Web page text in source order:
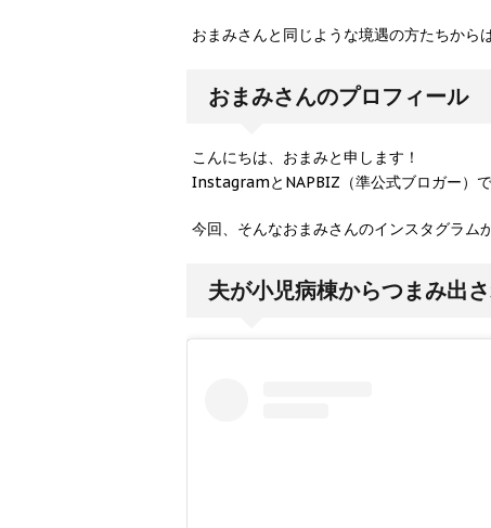
おまみさんと同じような境遇の方たちから
おまみさんのプロフィール
こんにちは、おまみと申します！
InstagramとNAPBIZ（準公式ブロガー）
今回、そんなおまみさんのインスタグラム
夫が小児病棟からつまみ出